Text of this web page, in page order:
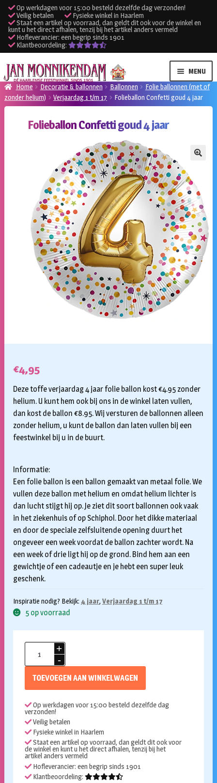
Op werkdagen voor 15:00 besteld dezelfde dag verzonden!
Veilig betalen
Fysieke winkel in Haarlem
Staat een artikel op voorraad, dan geldt dit ook voor de winkel en
kunt u het direct afhalen, tenzij bij het artikel anders vermeld
Hofleverancier: een begrip sinds 1901
Klantbeoordeling:
Ga
door
naar
navigatie
Ga
naar
de
inhoud
MENU
Verhuur kleding
Verhuur apparatuur
Klantenservice
Inloggen
Home Decoratie & ballonnen Ballonnen
Folie ballonnen (met of
zonder helium)
Verjaardag 1 t/m 17 Folieballon Confetti goud 4 jaar
Folieballon Confetti goud 4 jaar
€4,95
Deze toffe verjaardag 4 jaar folie ballon kost €4.95 zonder
helium. U kunt hem ook bij ons in de winkel laten vullen,
dan kost de ballon €8.95. Wij versturen de ballonnen alleen
zonder helium, u kunt de ballon dan laten vullen bij een
feestwinkel bij u in de buurt.
Informatie:
Een folie ballon is een ballon gemaakt van metaal folie. We
vullen deze ballon met helium en omdat helium lichter is
dan lucht stijgt hij op. Je ziet dit soort ballonnen ook vaak
in het ziekenhuis of op Schiphol. Door het dikke materiaal
en door de speciale zelfsluitende opening duurt het
ongeveer een week voordat de ballon zachter wordt. Na
een week of drie ligt hij op de grond. Bind hem aan een
gewichtje of een cadeautje en je hebt een super leuk
geschenk.
Inspiratie nodig? Bekijk: 4 jaar, Verjaardag 1 t/m 17
5 op voorraad
Folieballon
Confetti
aantal
TOEVOEGEN AAN WINKELWAGEN
Op werkdagen voor 15:00 besteld dezelfde dag
verzonden!
Veilig betalen
Fysieke winkel in Haarlem
Staat een artikel op voorraad, dan geldt dit ook voor
de winkel en kunt u het direct afhalen, tenzij bij het
artikel anders vermeld
Hofleverancier: een begrip sinds 1901
Klantbeoordeling: